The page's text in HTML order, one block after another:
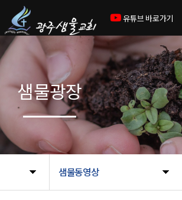
유튜브 바로가기
샘물동영상
샘물광장